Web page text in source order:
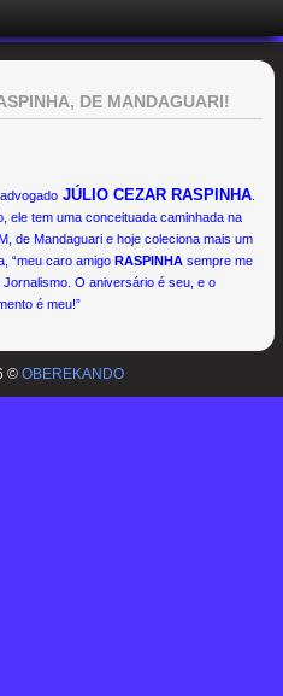
DE MANDAGUARI!
JÚLIO CEZAR RASPINHA
ele tem uma conceituada caminhada na
de Mandaguari e hoje coleciona mais um
“meu caro amigo RASPINHAsempre me
O aniversário é seu, e o
é meu!”
© OBEREKANDO